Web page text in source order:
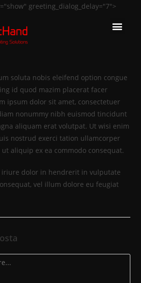
greeting_dialog_delay="7">
soluta nobis eleifend option congue
id quod mazim placerat facer
ipsum dolor sit amet, consectetuer
nonummy nibh euismod tincidunt
aliquam erat volutpat. Ut wisi enim
nostrud exerci tation ullamcorper
aliquip ex ea commodo consequat.
iriure dolor in hendrerit in vulputate
vel illum dolore eu feugiat